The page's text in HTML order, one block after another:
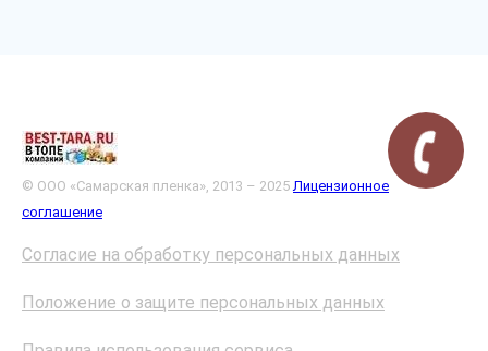
© ООО «Самарская пленка», 2013 – 2025 Лицензионное
соглашение
Согласие на обработку персональных данных
Положение о защите персональных данных